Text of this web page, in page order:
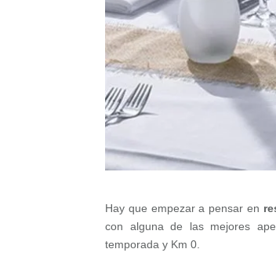
Hay que empezar a pensar en
con alguna de las mejores
temporada y Km 0.